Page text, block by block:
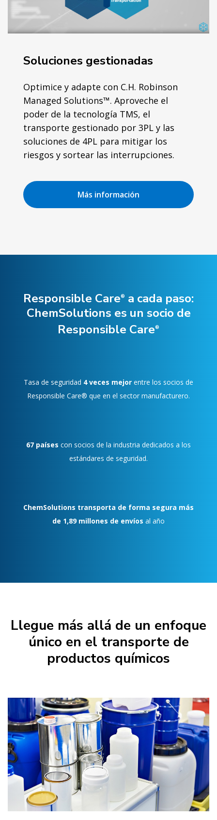
Soluciones gestionadas
Optimice y adapte con C.H. Robinson
Managed Solutions™. Aproveche el
poder de la tecnología TMS, el
transporte gestionado por 3PL y las
soluciones de 4PL para mitigar los
riesgos y sortear las interrupciones.
Más información
Responsible Care® a cada paso:
ChemSolutions es un socio de
Responsible Care®
Tasa de seguridad 4 veces mejor entre los socios de
Responsible Care® que en el sector manufacturero.
67 países con socios de la industria dedicados a los
estándares de seguridad.
ChemSolutions transporta de forma segura más
de 1,89 millones de envíos al año
Llegue más allá de un enfoque
único en el transporte de
productos químicos